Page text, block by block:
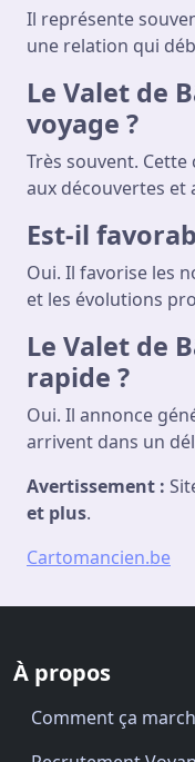
Il représente
une relation qui
Le Valet de
voyage ?
Très souvent.
aux découvertes et
Est-il
Oui. Il favorise les
et les évolutions
Le Valet de
rapide ?
Oui. Il annonce
arrivent dans un
Avertissement :
et plus.
Cartomancien.be
À propos
Comment ça